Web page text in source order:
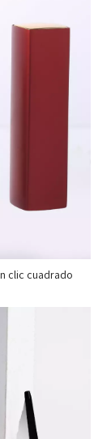
clic cuadrado